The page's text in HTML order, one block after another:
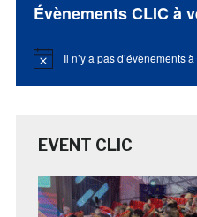
Évènements CLIC à
Notice Il n’y a pas d’évènements à
EVENT CLIC